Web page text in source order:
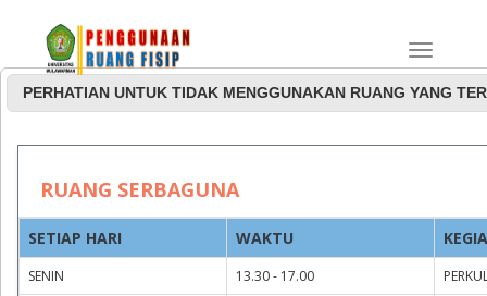
Jadwal Penggunaan
Ruang Rapat dan
Serbaguna
PERHATIAN UNTUK TIDAK MENGGUNAKAN RUANG YANG
RUANG SERBAGUNA
SETIAP HARI WAKTU
SENIN 13.30 - 17.00